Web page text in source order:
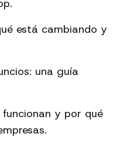
está cambiando y
una guía
y por qué